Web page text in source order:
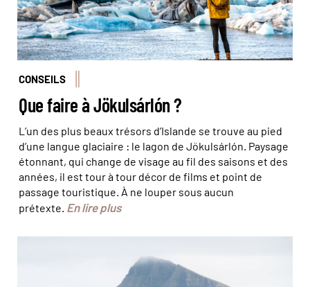
CONSEILS
Que faire à Jökulsárlón ?
L’un des plus beaux trésors d’Islande se trouve au pied
d’une langue glaciaire : le lagon de Jökulsárlón. Paysage
étonnant, qui change de visage au fil des saisons et des
années, il est tour à tour décor de films et point de
passage touristique. À ne louper sous aucun
prétexte. En lire plus